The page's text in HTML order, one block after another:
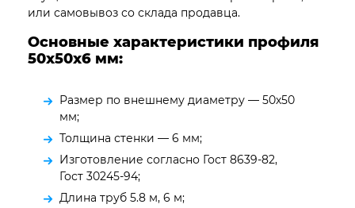
или самовывоз со склада продавца.
Основные характеристики профиля
50х50х6 мм:
Размер по внешнему диаметру — 50х50
мм;
Толщина стенки — 6 мм;
Изготовление согласно Гост 8639-82,
Гост 30245-94;
Длина труб 5.8 м, 6 м;